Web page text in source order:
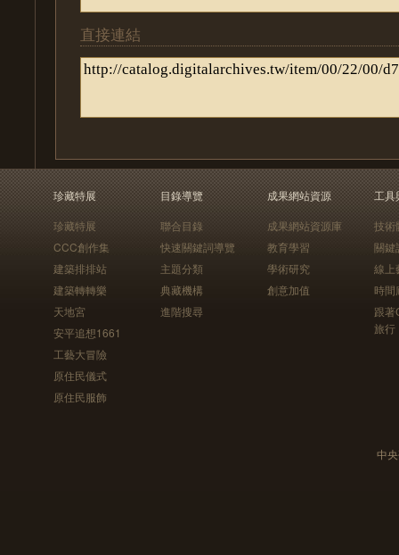
直接連結
珍藏特展
珍藏特展
CCC創作集
建築排排站
建築轉轉樂
天地宮
安平追想1661
工藝大冒險
原住民儀式
原住民服飾
目錄導覽
聯合目錄
快速關鍵詞導覽
主題分類
典藏機構
進階搜尋
成果網站資源
成果網站資源庫
教育學習
學術研究
創意加值
工具
技術
關鍵
線上
時間
跟
旅行
中